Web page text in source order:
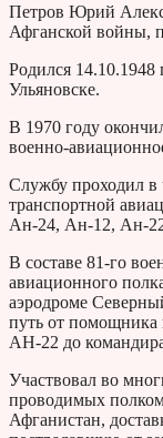
Петров Юрий
Афганской войны,
Родился 14.10.1948
Ульяновске.
В 1970 году
военно-
Службу проходил в
транспортной
Ан-24, Ан-12, Ан-
В составе 81-го
авиационного
аэродроме
путь от помощника
АН-22 до
Участвовал во
проводимых
Афганистан,